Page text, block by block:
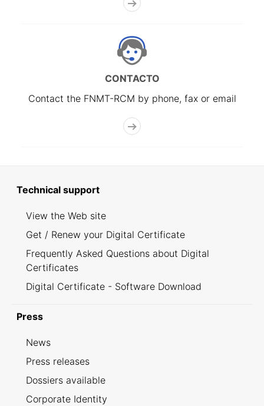
CONTACTO
Contact the FNMT-RCM by phone, fax or email
Technical support
View the Web site
Get / Renew your Digital Certificate
Frequently Asked Questions about Digital
Certificates
Digital Certificate - Software Download
Press
News
Press releases
Dossiers available
Corporate Identity